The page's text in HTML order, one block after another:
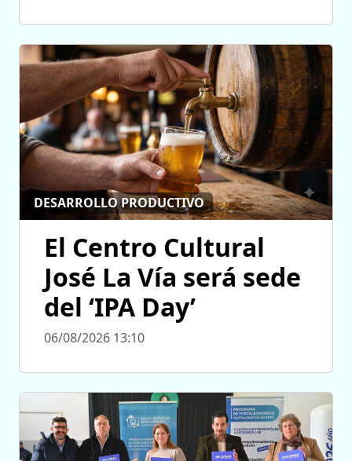
DESARROLLO PRODUCTIVO
El Centro Cultural
José La Vía será sede
del ‘IPA Day’
06/08/2026 13:10